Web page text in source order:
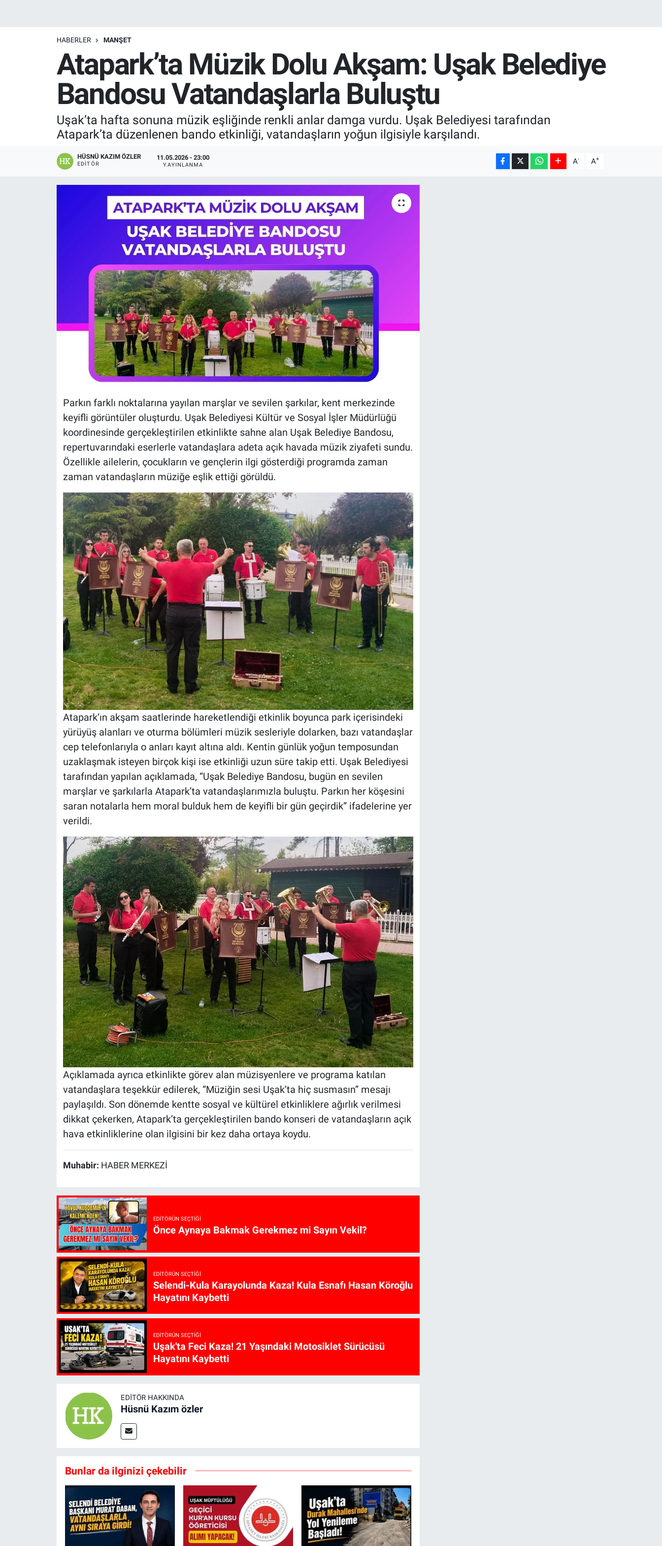
HABERLER MANŞET
Atapark’ta Müzik Dolu Akşam: Uşak Belediye
Bandosu Vatandaşlarla Buluştu
Uşak’ta hafta sonuna müzik eşliğinde renkli anlar damga vurdu. Uşak Belediyesi tarafından
Atapark’ta düzenlenen bando etkinliği, vatandaşların yoğun ilgisiyle karşılandı.
HÜSNÜ KAZIM ÖZLER
EDITÖR
11.05.2026 - 23:00
YAYINLANMA A- A+
Parkın farklı noktalarına yayılan marşlar ve sevilen şarkılar, kent merkezinde
keyifli görüntüler oluşturdu. Uşak Belediyesi Kültür ve Sosyal İşler Müdürlüğü
koordinesinde gerçekleştirilen etkinlikte sahne alan Uşak Belediye Bandosu,
repertuvarındaki eserlerle vatandaşlara adeta açık havada müzik ziyafeti sundu.
Özellikle ailelerin, çocukların ve gençlerin ilgi gösterdiği programda zaman
zaman vatandaşların müziğe eşlik ettiği görüldü.
Atapark’ın akşam saatlerinde hareketlendiği etkinlik boyunca park içerisindeki
yürüyüş alanları ve oturma bölümleri müzik sesleriyle dolarken, bazı vatandaşlar
cep telefonlarıyla o anları kayıt altına aldı. Kentin günlük yoğun temposundan
uzaklaşmak isteyen birçok kişi ise etkinliği uzun süre takip etti. Uşak Belediyesi
tarafından yapılan açıklamada, “Uşak Belediye Bandosu, bugün en sevilen
marşlar ve şarkılarla Atapark’ta vatandaşlarımızla buluştu. Parkın her köşesini
saran notalarla hem moral bulduk hem de keyifli bir gün geçirdik” ifadelerine yer
verildi.
Açıklamada ayrıca etkinlikte görev alan müzisyenlere ve programa katılan
vatandaşlara teşekkür edilerek, “Müziğin sesi Uşak’ta hiç susmasın” mesajı
paylaşıldı. Son dönemde kentte sosyal ve kültürel etkinliklere ağırlık verilmesi
dikkat çekerken, Atapark’ta gerçekleştirilen bando konseri de vatandaşların açık
hava etkinliklerine olan ilgisini bir kez daha ortaya koydu.
Muhabir: HABER MERKEZİ
EDITÖRÜN SEÇTIĞI
Önce Aynaya Bakmak Gerekmez mi Sayın Vekil?
EDITÖRÜN SEÇTIĞI
Selendi-Kula Karayolunda Kaza! Kula Esnafı Hasan Köroğlu
Hayatını Kaybetti
EDITÖRÜN SEÇTIĞI
Uşak'ta Feci Kaza! 21 Yaşındaki Motosiklet Sürücüsü
Hayatını Kaybetti
EDITÖR HAKKINDA
Hüsnü Kazım özler
Bunlar da ilginizi çekebilir
Resmi İlanlar
Son Dakika
Uşak Haberleri